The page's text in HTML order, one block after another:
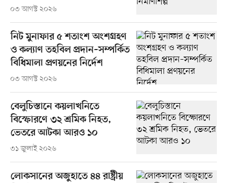
০৩ আগস্ট ২০২৬
নিট মুনাফার ৫ শতাংশ অংশগ্রহণ
ও কল্যাণ তহবিল প্রদান–সম্পর্কিত
বিধিমালা প্রণয়নের নির্দেশ
০৩ আগস্ট ২০২৬
বেলুচিস্তানে কয়লাখনিতে
বিস্ফোরণে ৩২ শ্রমিক নিহত,
ভেতরে আটকা আরও ১০
৩১ জুলাই ২০২৬
লোকসানের অজুহাতে ৪৪ রাষ্ট্রীয়